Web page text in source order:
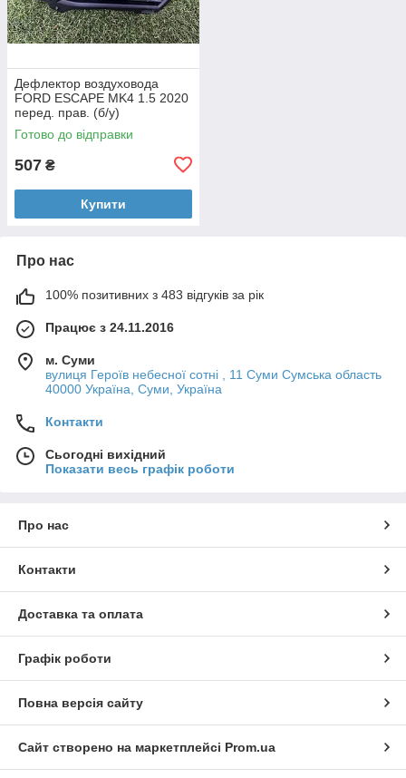
Дефлектор воздуховода
FORD ESCAPE MK4 1.5 2020
перед. прав. (б/у)
Готово до відправки
507 ₴
Купити
Про нас
100% позитивних з 483 відгуків за рік
Працює з 24.11.2016
м. Суми
вулиця Героїв небесної сотні , 11 Суми Сумська область
40000 Україна, Суми, Україна
Контакти
Сьогодні вихідний
Показати весь графік роботи
Про нас
Контакти
Доставка та оплата
Графік роботи
Повна версія сайту
Сайт створено на маркетплейсі Prom.ua